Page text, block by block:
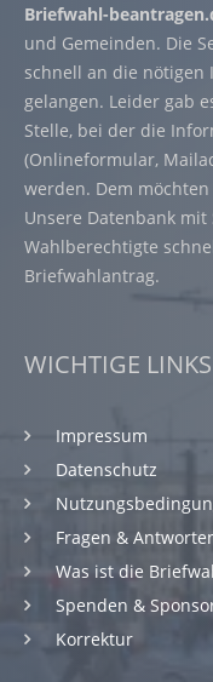
Briefwahl-
und Gemeinden. Die
schnell an die
gelangen. Leider gab
Stelle, bei der die
(Onlineformular,
werden. Dem
Unsere Datenbank
Wahlberechtigte
Briefwahlantrag.
WICHTIGE LINKS
Impressum
Datenschutz
Fragen &
Was ist die
Spenden &
Korrektur